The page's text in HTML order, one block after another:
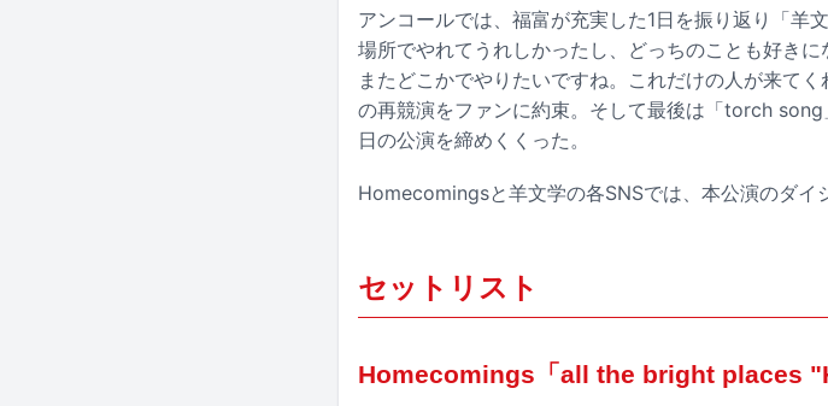
アンコールでは、福富が充実した1日を振り返り「羊
場所でやれてうれしかったし、どっちのことも好き
またどこかでやりたいですね。これだけの人が来て
の再競演をファンに約束。そして最後は「torch
日の公演を締めくくった。
Homecomingsと羊文学の各SNSでは、本公演のダイ
セットリスト
Homecomings「all the bright places